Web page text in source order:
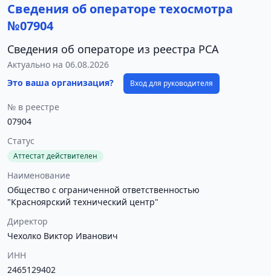
Сведения об операторе техосмотра
№07904
Сведения об операторе из реестра РСА
Актуально на 06.08.2026
Это ваша организация?
Вход для руководителя
№ в реестре
07904
Статус
Аттестат действителен
Наименование
Общество с ограниченной ответственностью
"Красноярский технический центр"
Директор
Чехолко Виктор Иванович
ИНН
2465129402